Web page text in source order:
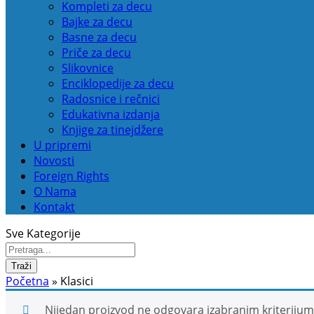
Kompleti za decu
Bajke za decu
Basne za decu
Priče za decu
Slikovnice
Enciklopedije za decu
Radosnice i rečnici
Edukativna izdanja
Knjige za tinejdžere
U pripremi
Novosti
Foreign Rights
O Nama
Kontakt
Sve Kategorije
Traži
Početna » Klasici
Nijedan proizvod ne odgovara izabranim